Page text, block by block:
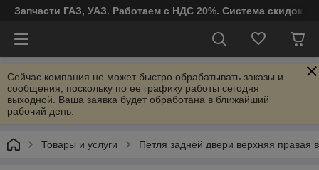
Запчасти ГАЗ, УАЗ. Работаем с НДС 20%. Система скидок
Сейчас компания не может быстро обрабатывать заказы и
сообщения, поскольку по ее графику работы сегодня
выходной. Ваша заявка будет обработана в ближайший
рабочий день.
Товары и услуги Петля задней двери верхняя